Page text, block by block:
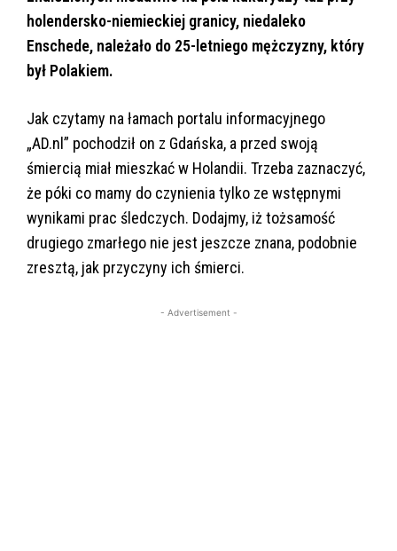
holendersko-niemieckiej granicy, niedaleko
Enschede, należało do 25-letniego mężczyzny, który
był Polakiem.
Jak czytamy na łamach portalu informacyjnego
„AD.nl” pochodził on z Gdańska, a przed swoją
śmiercią miał mieszkać w Holandii. Trzeba zaznaczyć,
że póki co mamy do czynienia tylko ze wstępnymi
wynikami prac śledczych. Dodajmy, iż tożsamość
drugiego zmarłego nie jest jeszcze znana, podobnie
zresztą, jak przyczyny ich śmierci.
- Advertisement -